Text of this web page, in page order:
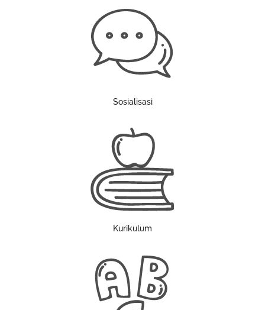
Sosialisasi
Kurikulum